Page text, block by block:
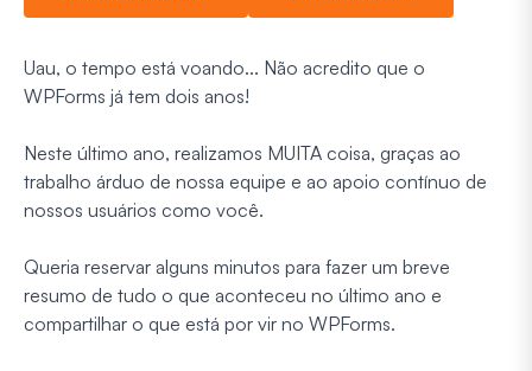
Uau, o tempo está voando... Não acredito que o
WPForms já tem dois anos!
Neste último ano, realizamos MUITA coisa, graças ao
trabalho árduo de nossa equipe e ao apoio contínuo de
nossos usuários como você.
Queria reservar alguns minutos para fazer um breve
resumo de tudo o que aconteceu no último ano e
compartilhar o que está por vir no WPForms.